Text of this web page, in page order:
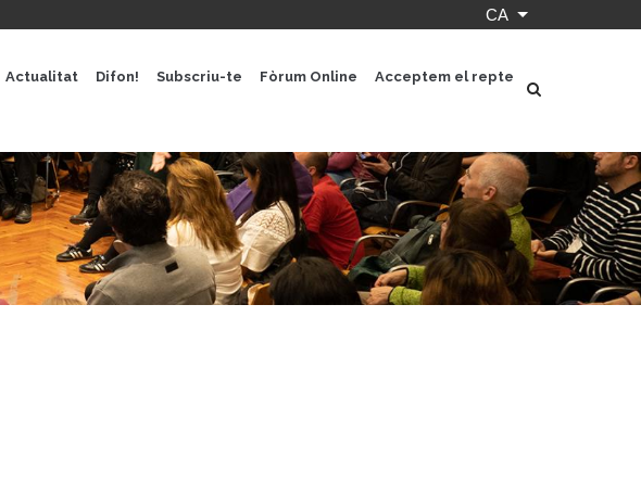
CA Llista les
Actualitat Difon! Subscriu-te Fòrum Online Acceptem el repte